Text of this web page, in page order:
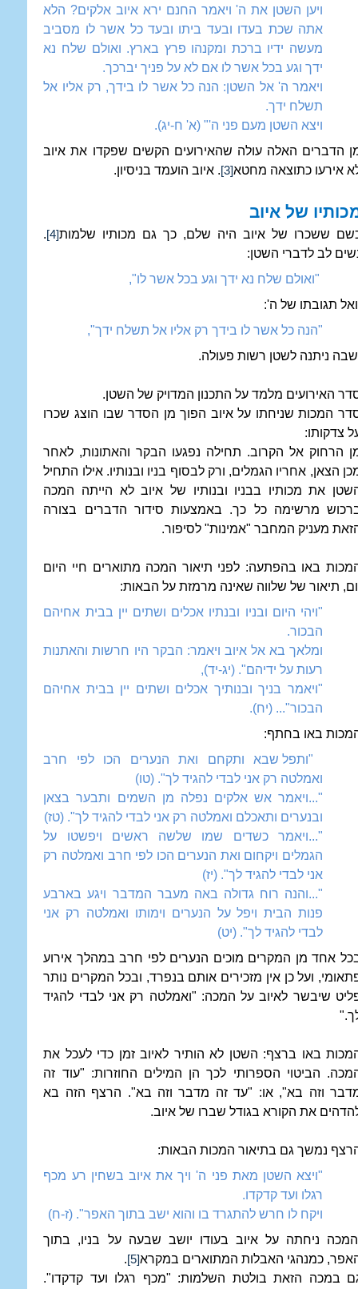
ויען השטן את ה' ויאמר החנם ירא איוב אלקים? הלא
אתה שכת בעדו ובעד ביתו ובעד כל אשר לו מסביב
מעשה ידיו ברכת ומקנהו פרץ בארץ. ואולם שלח נא
ידך וגע בכל אשר לו אם לא על פניך יברכך.
ויאמר ה' אל השטן: הנה כל אשר לו בידך, רק אליו אל
תשלח ידך.
ויצא השטן מעם פני ה'" (א' ח-יג).
הדברים האלה עולה שהאירועים הקשים שפקדו את איוב
אירעו כתוצאה מחטא[3]. איוב הועמד בניסיון.
של איוב
ששכרו של איוב היה שלם, כך גם מכותיו שלמות[4]
.
לב לדברי השטן:
"ואולם שלח נא ידך וגע בכל אשר לו",
תגובתו של ה':
"הנה כל אשר לו בידך רק אליו אל תשלח ידך",
ניתנה לשטן רשות פעולה.
האירועים מלמד על התכנון המדויק של השטן.
המכות שניחתו על איוב הפוך מן הסדר שבו הוצג שכרו
צדקותו:
הרחוק אל הקרוב. תחילה נפגעו הבקר והאתונות, לאחר
הצאן, אחריו הגמלים, ורק לבסוף בניו ובנותיו. אילו התחיל
את מכותיו בבניו ובנותיו של איוב לא הייתה המכה
מרשימה כל כך. באמצעות סידור הדברים בצורה
מעניק המחבר "אמינות" לסיפור.
באו בהפתעה: לפני תיאור המכה מתוארים חיי היום
תיאור של שלווה שאינה מרמזת על הבאות:
"ויהי היום ובניו ובנתיו אכלים ושתים יין בבית אחיהם
הבכור.
ומלאך בא אל איוב ויאמר: הבקר היו חרשות והאתנות
רעות על ידיהם". (יג-יד),
"ויאמר בניך ובנותיך אכלים ושתים יין בבית אחיהם
הבכור"... (יח).
באו בחתף:
"ותפל שבא ותקחם ואת הנערים הכו לפי חרב
ואמלטה רק אני לבדי להגיד לך". (טו)
"...ויאמר אש אלקים נפלה מן השמים ותבער בצאן
ובנערים ותאכלם ואמלטה רק אני לבדי להגיד לך". (טז)
"...ויאמר כשדים שמו שלשה ראשים ויפשטו על
הגמלים ויקחום ואת הנערים הכו לפי חרב ואמלטה רק
אני לבדי להגיד לך". (יז)
"...והנה רוח גדולה באה מעבר המדבר ויגע בארבע
פנות הבית ויפל על הנערים וימותו ואמלטה רק אני
לבדי להגיד לך". (יט)
אחד מן המקרים מוכים הנערים לפי חרב במהלך אירוע
ועל כן אין מזכירים אותם בנפרד, ובכל המקרים נותר
שיבשר לאיוב על המכה: "ואמלטה רק אני לבדי להגיד
באו ברצף: השטן לא הותיר לאיוב זמן כדי לעכל את
הביטוי הספרותי לכך הן המילים החוזרות: "עוד זה
וזה בא", או: "עד זה מדבר וזה בא". הרצף הזה בא
את הקורא בגודל שברו של איוב.
נמשך גם בתיאור המכות הבאות:
"ויצא השטן מאת פני ה' ויך את איוב בשחין רע מכף
רגלו ועד קדקדו.
ויקח לו חרש להתגרד בו והוא ישב בתוך האפר". (ז-ח)
ניחתה על איוב בעודו יושב שבעה על בניו, בתוך
כמנהגי האבלות המתוארים במקרא[5]
.
במכה הזאת בולטת השלמות: "מכף רגלו ועד קדקדו".